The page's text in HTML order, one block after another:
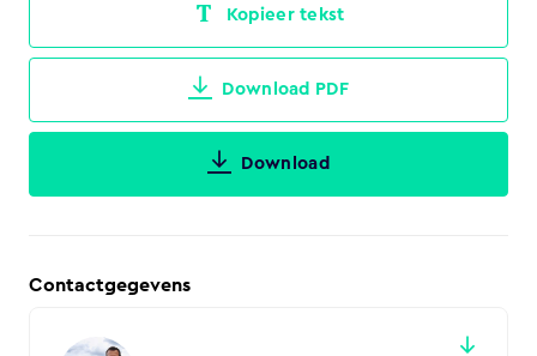
Kopieer tekst
Download PDF
Download
Contactgegevens